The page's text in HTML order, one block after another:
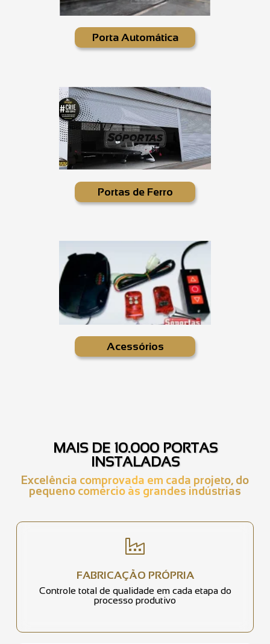
Porta Automática
Portas de Ferro
Acessórios
MAIS DE 10.000 PORTAS
INSTALADAS
Excelência comprovada em cada projeto, do
pequeno comércio às grandes indústrias
FABRICAÇÃO PRÓPRIA
Controle total de qualidade em cada etapa do
processo produtivo